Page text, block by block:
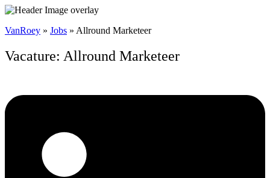
VanRoey » Jobs » Allround Marketeer
Vacature: Allround Marketeer